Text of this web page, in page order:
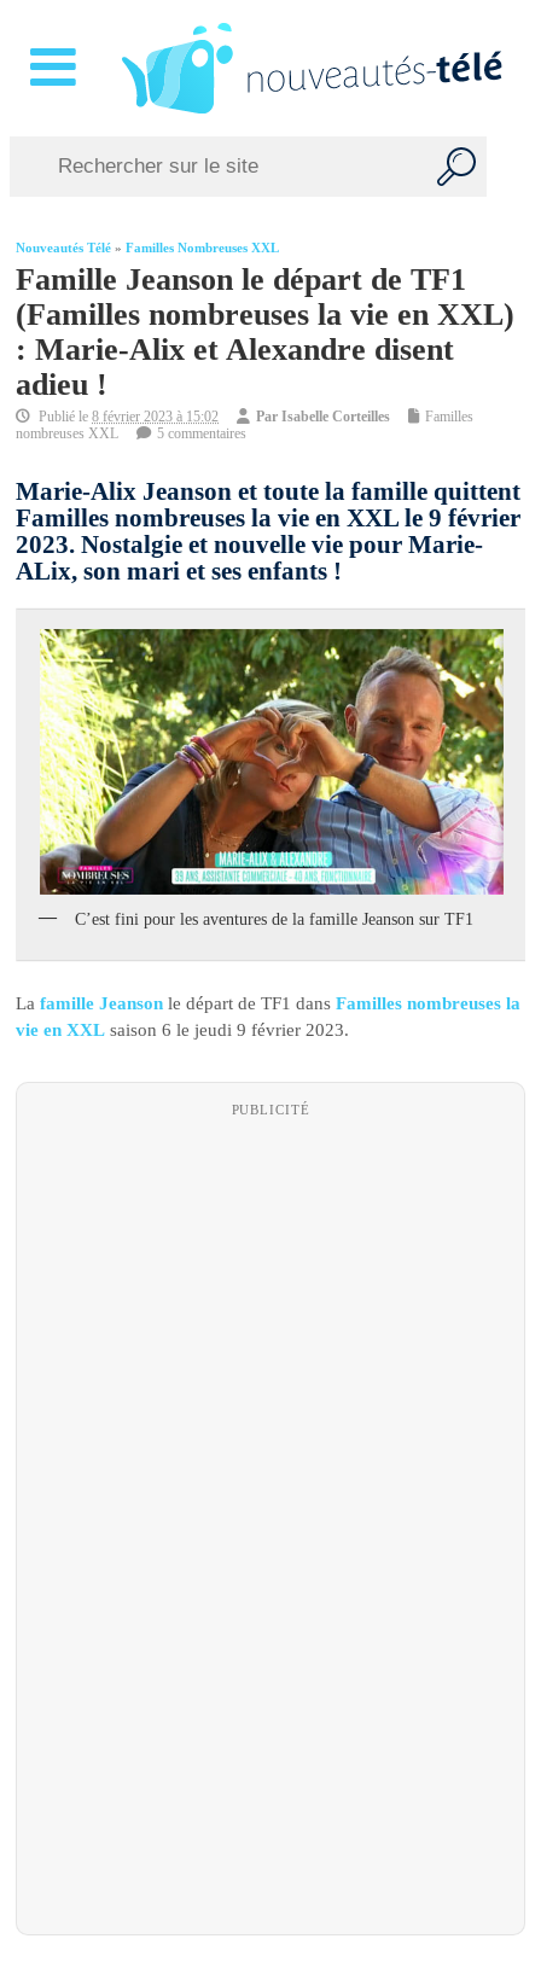
Nouveautés Télé »Familles Nombreuses XXL
Famille Jeanson le départ de TF1
(Familles nombreuses la vie en XXL)
: Marie-Alix et Alexandre disent
adieu !
Publié le8 février 2023 à 15:02 ParIsabelle Corteilles
Familles
nombreuses XXL
5 commentaires
Marie-Alix Jeanson et toute la famille quittent
Familles nombreuses la vie en XXL le 9 février
2023. Nostalgie et nouvelle vie pour Marie-
ALix, son mari et ses enfants !
C’est fini pour les aventures de la famille Jeanson sur TF1
Lafamille Jeanson le départ de TF1 dansFamilles nombreuses la
vie en XXL saison 6 le jeudi 9 février 2023.
PUBLICITÉ